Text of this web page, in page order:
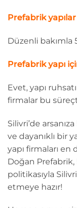
Prefabrik yapılar
Düzenli bakımla
Prefabrik yapı
Evet, yapı
firmalar bu
Silivri’de
ve dayanıklı bir
yapı firmaları
Doğan
politikasıyla
etmeye hazır!